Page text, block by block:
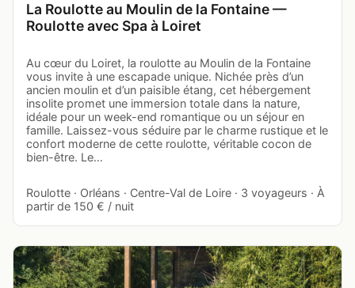
La Roulotte au Moulin de la Fontaine —
Roulotte avec Spa à Loiret
Au cœur du Loiret, la roulotte au Moulin de la Fontaine
vous invite à une escapade unique. Nichée près d’un
ancien moulin et d’un paisible étang, cet hébergement
insolite promet une immersion totale dans la nature,
idéale pour un week-end romantique ou un séjour en
famille. Laissez-vous séduire par le charme rustique et le
confort moderne de cette roulotte, véritable cocon de
bien-être. Le…
Roulotte · Orléans · Centre-Val de Loire · 3 voyageurs · À
partir de 150 € / nuit